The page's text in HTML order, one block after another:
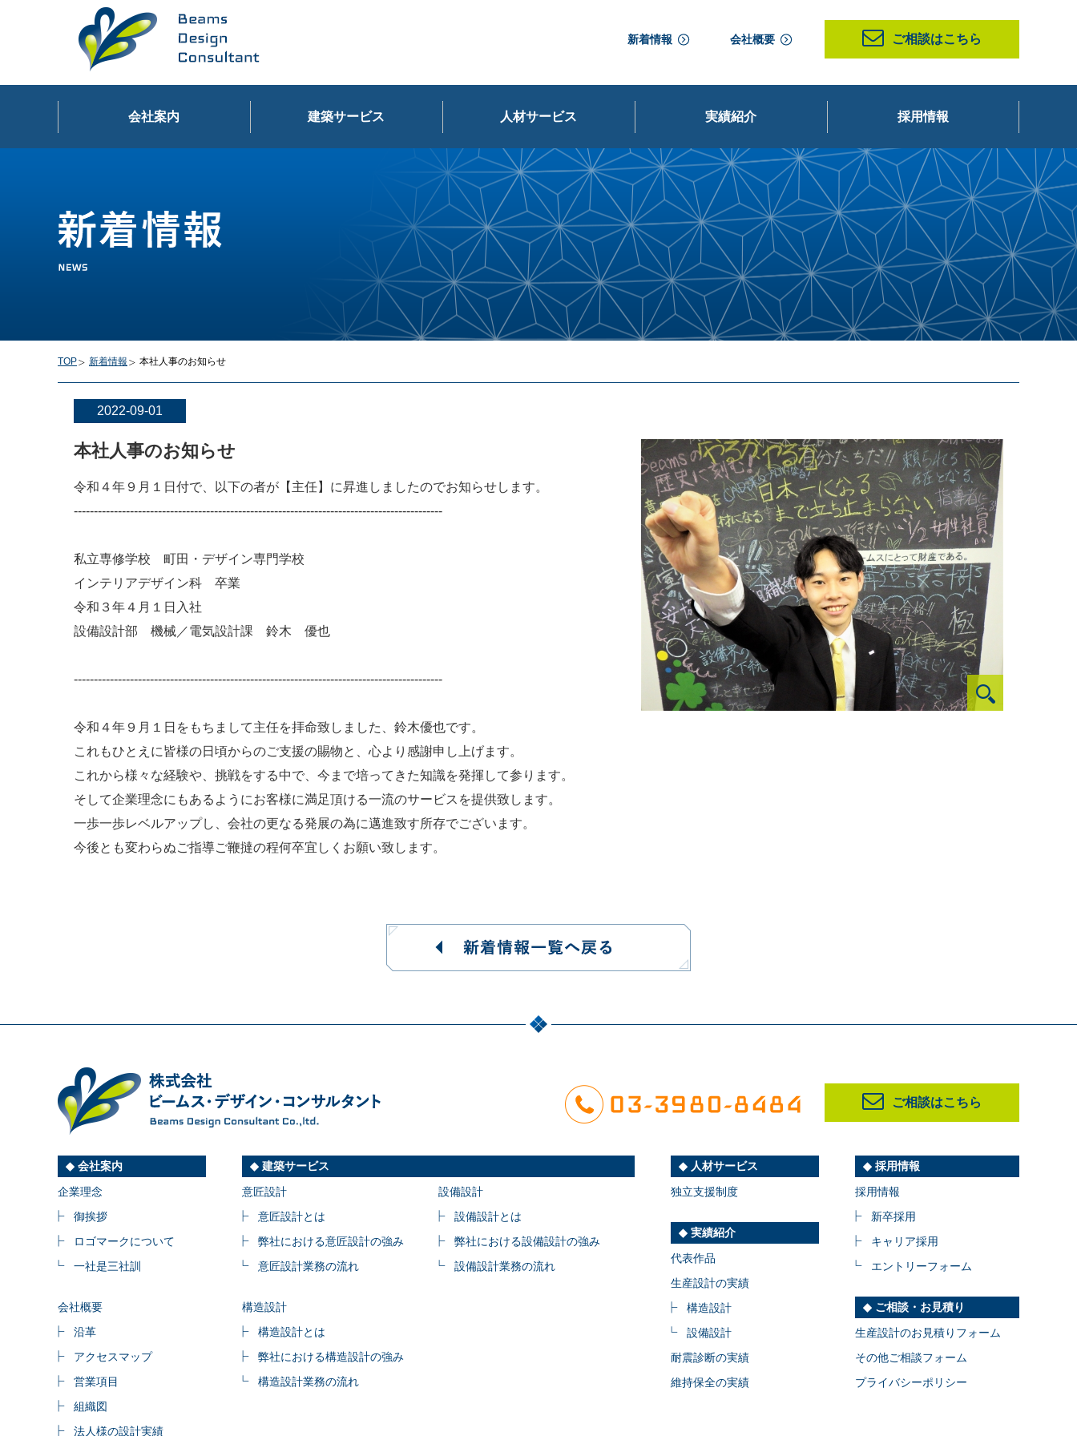
新着情報 会社概要 ご相談はこちら
会社案内 建築サービス 人材サービス 実績紹介 採用情報
TOP 新着情報 本社人事のお知らせ
2022-09-01
本社人事のお知らせ
令和４年９月１日付で、以下の者が【主任】に昇進しましたのでお知らせします。
--------------------------------------------------------------------------------------------
私立専修学校 町田・デザイン専門学校
インテリアデザイン科 卒業
令和３年４月１日入社
設備設計部 機械／電気設計課 鈴木 優也
--------------------------------------------------------------------------------------------
令和４年９月１日をもちまして主任を拝命致しました、鈴木優也です。
これもひとえに皆様の日頃からのご支援の賜物と、心より感謝申し上げます。
これから様々な経験や、挑戦をする中で、今まで培ってきた知識を発揮して参ります。
そして企業理念にもあるようにお客様に満足頂ける一流のサービスを提供致します。
一歩一歩レベルアップし、会社の更なる発展の為に邁進致す所存でございます。
今後とも変わらぬご指導ご鞭撻の程何卒宜しくお願い致します。
ご相談はこちら
会社案内
企業理念
御挨拶
ロゴマークについて
一社是三社訓
会社概要
沿革
アクセスマップ
営業項目
組織図
法人様の設計実績
建築サービス
意匠設計
意匠設計とは
弊社における意匠設計の強み
意匠設計業務の流れ
構造設計
構造設計とは
弊社における構造設計の強み
構造設計業務の流れ
設備設計
設備設計とは
弊社における設備設計の強み
設備設計業務の流れ
人材サービス
独立支援制度
実績紹介
代表作品
生産設計の実績
構造設計
設備設計
耐震診断の実績
維持保全の実績
採用情報
採用情報
新卒採用
キャリア採用
エントリーフォーム
ご相談・お見積り
生産設計のお見積りフォーム
その他ご相談フォーム
プライバシーポリシー